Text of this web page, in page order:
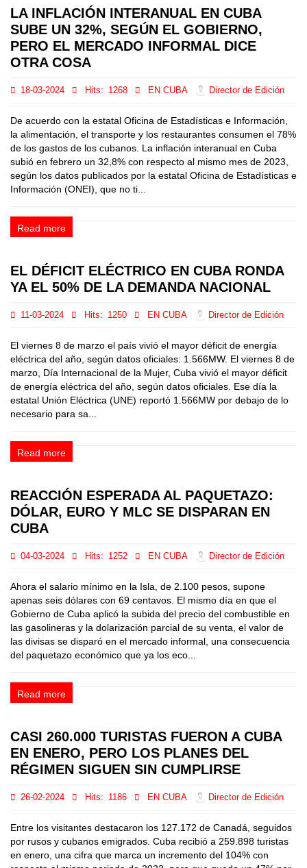
LA INFLACIÓN INTERANUAL EN CUBA
SUBE UN 32%, SEGÚN EL GOBIERNO,
PERO EL MERCADO INFORMAL DICE
OTRA COSA
18-03-2024 Hits: 1268 EN CUBA Director de Edición
De acuerdo con la estatal Oficina de Estadísticas e Información,
la alimentación, el transporte y los restaurantes consumen el 78%
de los gastos de los cubanos. La inflación interanual en Cuba
subió en febrero un 32,8% con respecto al mismo mes de 2023,
según los datos publicados por la estatal Oficina de Estadísticas e
Información (ONEI), que no ti...
Read more
EL DÉFICIT ELÉCTRICO EN CUBA RONDA
YA EL 50% DE LA DEMANDA NACIONAL
11-03-2024 Hits: 1250 EN CUBA Director de Edición
El viernes 8 de marzo el país vivió el mayor déficit de energía
eléctrica del año, según datos oficiales: 1.566MW. El viernes 8 de
marzo, Día Internacional de la Mujer, Cuba vivió el mayor déficit
de energía eléctrica del año, según datos oficiales. Ese día la
estatal Unión Eléctrica (UNE) reportó 1.566MW por debajo de lo
necesario para sa...
Read more
REACCIÓN ESPERADA AL PAQUETAZO:
DÓLAR, EURO Y MLC SE DISPARAN EN
CUBA
04-03-2024 Hits: 1252 EN CUBA Director de Edición
Ahora el salario mínimo en la Isla, de 2.100 pesos, supone
apenas seis dólares con 69 centavos. El mismo día en que el
Gobierno de Cuba aplicó la subida del precio del combustible en
las gasolineras y la dolarización parcial de su venta, el valor de
las divisas se disparó en el mercado informal, una consecuencia
del paquetazo económico que ya los eco...
Read more
CASI 260.000 TURISTAS FUERON A CUBA
EN ENERO, PERO LOS PLANES DEL
RÉGIMEN SIGUEN SIN CUMPLIRSE
26-02-2024 Hits: 1186 EN CUBA Director de Edición
Entre los visitantes destacaron los 127.172 de Canadá, seguidos
por rusos y cubanos emigrados. Cuba recibió a 259.898 turistas
en enero, una cifra que marca un incremento del 104% con